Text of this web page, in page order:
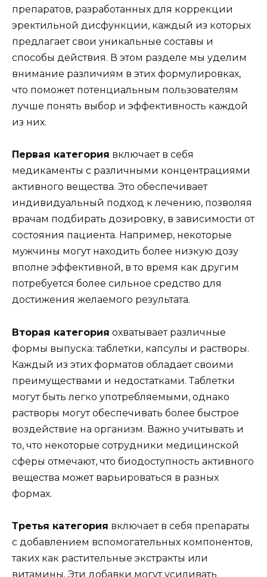
препаратов, разработанных для коррекции
эректильной дисфункции, каждый из которых
предлагает свои уникальные составы и
способы действия. В этом разделе мы уделим
внимание различиям в этих формулировках,
что поможет потенциальным пользователям
лучше понять выбор и эффективность каждой
из них.
Первая категория включает в себя
медикаменты с различными концентрациями
активного вещества. Это обеспечивает
индивидуальный подход к лечению, позволяя
врачам подбирать дозировку, в зависимости от
состояния пациента. Например, некоторые
мужчины могут находить более низкую дозу
вполне эффективной, в то время как другим
потребуется более сильное средство для
достижения желаемого результата.
Вторая категория охватывает различные
формы выпуска: таблетки, капсулы и растворы.
Каждый из этих форматов обладает своими
преимуществами и недостатками. Таблетки
могут быть легко употребляемыми, однако
растворы могут обеспечивать более быстрое
воздействие на организм. Важно учитывать и
то, что некоторые сотрудники медицинской
сферы отмечают, что биодоступность активного
вещества может варьироваться в разных
формах.
Третья категория включает в себя препараты
с добавлением вспомогательных компонентов,
таких как растительные экстракты или
витамины. Эти добавки могут усиливать